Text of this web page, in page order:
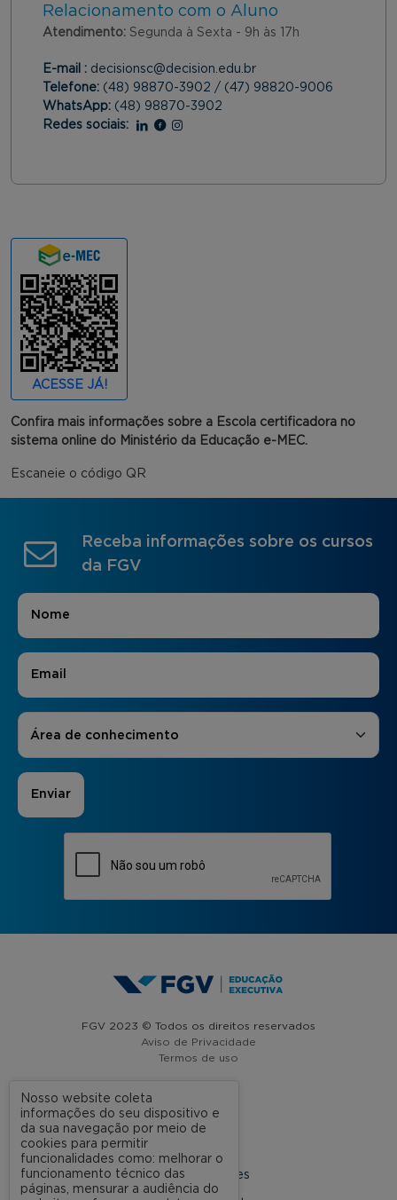
Relacionamento com o Aluno
Atendimento: Segunda à Sexta - 9h às 17h
E-mail : decisionsc@decision.edu.br
Telefone: (48) 98870-3902 / (47) 98820-9006
WhatsApp: (48) 98870-3902
Redes sociais:
Linkedin
Facebook
ACESSE JÁ!
Confira mais informações sobre a Escola certificadora no
sistema online do Ministério da Educação e-MEC.
Escaneie o código QR
Receba informações sobre os cursos
da FGV
Nome
E-mail
Áreas de Interesse
Área de conhecimento
FGV 2023 © Todos os direitos reservados
Aviso de Privacidade
Termos de uso
A FGV
Nossas Unidades
Nosso website coleta
informações do seu dispositivo e
da sua navegação por meio de
cookies para permitir
funcionalidades como: melhorar o
funcionamento técnico das
páginas, mensurar a audiência do